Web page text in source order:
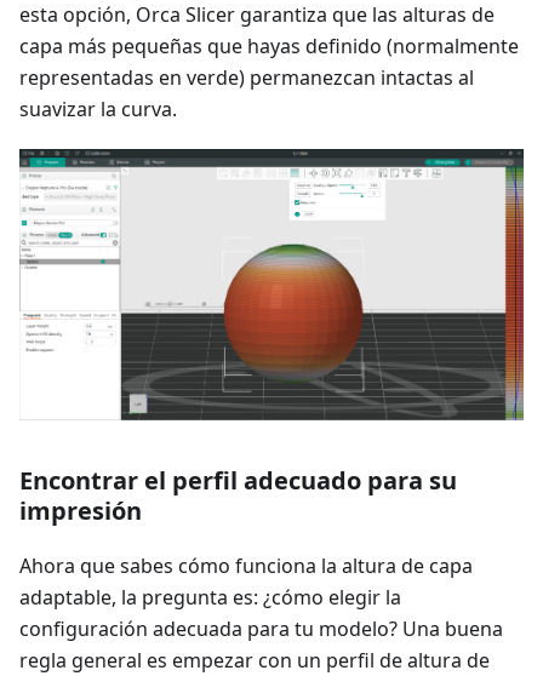
esta opción, Orca Slicer garantiza que las alturas de
capa más pequeñas que hayas definido (normalmente
representadas en verde) permanezcan intactas al
suavizar la curva.
Encontrar el perfil adecuado para su
impresión
Ahora que sabes cómo funciona la altura de capa
adaptable, la pregunta es: ¿cómo elegir la
configuración adecuada para tu modelo? Una buena
regla general es empezar con un perfil de altura de